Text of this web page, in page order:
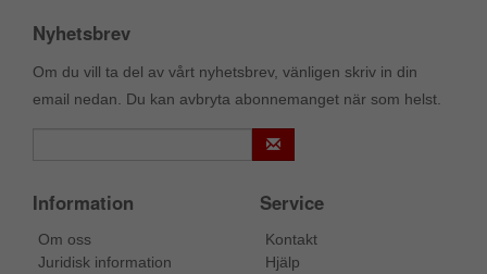
Nyhetsbrev
Om du vill ta del av vårt nyhetsbrev, vänligen skriv in din
email nedan. Du kan avbryta abonnemanget när som helst.
Information
Om oss
Juridisk information
Service
Kontakt
Hjälp